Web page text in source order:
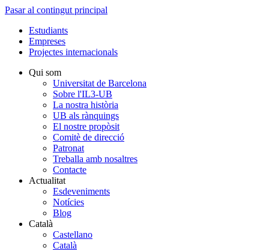
Pasar al contingut principal
Estudiants
Empreses
Projectes internacionals
Qui som
Universitat de Barcelona
Sobre l'IL3-UB
La nostra història
UB als rànquings
El nostre propòsit
Comitè de direcció
Patronat
Treballa amb nosaltres
Contacte
Actualitat
Esdeveniments
Notícies
Blog
Català
Castellano
Català